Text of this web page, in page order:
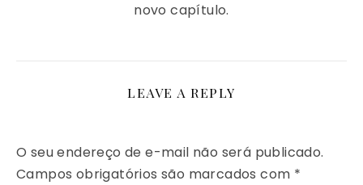
novo capítulo.
LEAVE A REPLY
O seu endereço de e-mail não será publicado.
Campos obrigatórios são marcados com *